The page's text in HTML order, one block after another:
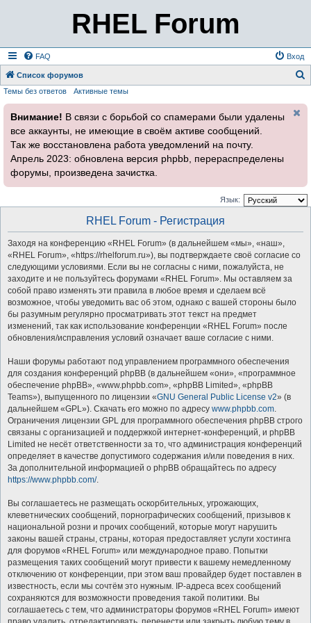
RHEL Forum
FAQ Вход
Список форумов
и
Темы без ответов Активные темы
Внимание! В связи с борьбой со спамерами были удалены
все аккаунты, не имеющие в своём активе сообщений.
Так же восстановлена работа уведомлений на почту.
Апрель 2023: обновлена версия phpbb, перераспределены
форумы, произведена зачистка.
Язык:
RHEL Forum - Регистрация
Заходя на конференцию «RHEL Forum» (в дальнейшем «мы», «наш»,
«RHEL Forum», «https://rhelforum.ru»), вы подтверждаете своё согласие со
следующими условиями. Если вы не согласны с ними, пожалуйста, не
заходите и не пользуйтесь форумами «RHEL Forum». Мы оставляем за
собой право изменять эти правила в любое время и сделаем всё
возможное, чтобы уведомить вас об этом, однако с вашей стороны было
бы разумным регулярно просматривать этот текст на предмет
изменений, так как использование конференции «RHEL Forum» после
обновления/исправления условий означает ваше согласие с ними.
Наши форумы работают под управлением программного обеспечения
для создания конференций phpBB (в дальнейшем «они», «программное
обеспечение phpBB», «www.phpbb.com», «phpBB Limited», «phpBB
Teams»), выпущенного по лицензии «GNU General Public License v2» (в
дальнейшем «GPL»). Скачать его можно по адресу www.phpbb.com.
Ограничения лицензии GPL для программного обеспечения phpBB строго
связаны с организацией и поддержкой интернет-конференций, и phpBB
Limited не несёт ответственности за то, что администрация конференций
определяет в качестве допустимого содержания и/или поведения в них.
За дополнительной информацией о phpBB обращайтесь по адресу
https://www.phpbb.com/.
Вы соглашаетесь не размещать оскорбительных, угрожающих,
клеветнических сообщений, порнографических сообщений, призывов к
национальной розни и прочих сообщений, которые могут нарушить
законы вашей страны, страны, которая предоставляет услуги хостинга
для форумов «RHEL Forum» или международное право. Попытки
размещения таких сообщений могут привести к вашему немедленному
отключению от конференции, при этом ваш провайдер будет поставлен в
известность, если мы сочтём это нужным. IP-адреса всех сообщений
сохраняются для возможности проведения такой политики. Вы
соглашаетесь с тем, что администраторы форумов «RHEL Forum» имеют